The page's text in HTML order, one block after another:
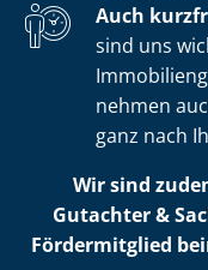
Auch
sind uns
nehmen
ganz nach
Wir sind
Gutachter &
Fördermitglied